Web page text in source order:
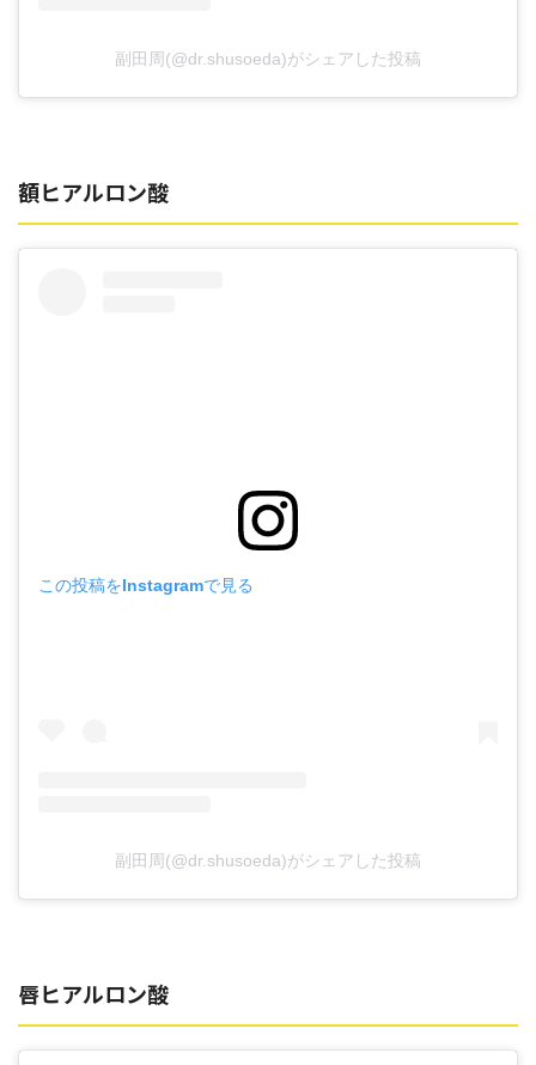
副田周(@dr.shusoeda)がシェアした投稿
額ヒアルロン酸
この投稿をInstagramで見る
副田周(@dr.shusoeda)がシェアした投稿
唇ヒアルロン酸